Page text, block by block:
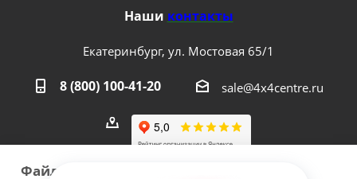
Наши контакты
Екатеринбург, ул. Мостовая 65/1
8 (800) 100-41-20 sale@4x4centre.ru
Файлы cookie